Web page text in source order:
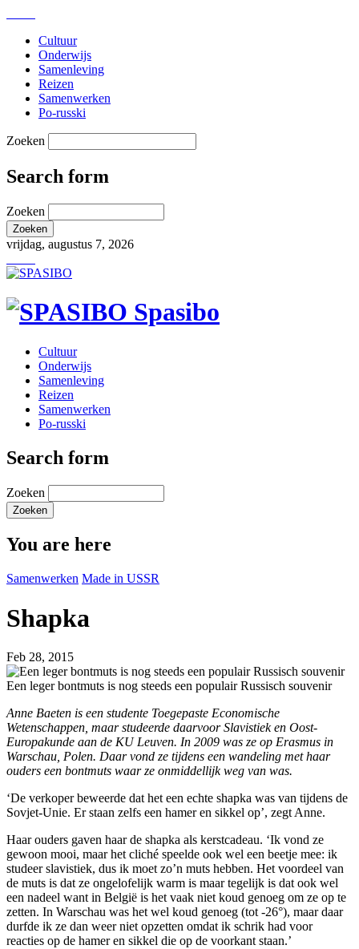
Cultuur
Onderwijs
Samenleving
Reizen
Samenwerken
Po-russki
Zoeken
Search form
Zoeken
vrijdag, augustus 7, 2026
Spasibo
Cultuur
Onderwijs
Samenleving
Reizen
Samenwerken
Po-russki
Search form
Zoeken
You are here
Samenwerken Made in USSR
Shapka
Feb 28, 2015
Een leger bontmuts is nog steeds een populair Russisch souvenir
Anne Baeten is een studente Toegepaste Economische
Wetenschappen, maar studeerde daarvoor Slavistiek en Oost-
Europakunde aan de KU Leuven. In 2009 was ze op Erasmus in
Warschau, Polen. Daar vond ze tijdens een wandeling met haar
ouders een bontmuts waar ze onmiddellijk weg van was.
‘De verkoper beweerde dat het een echte shapka was van tijdens de
Sovjet-Unie. Er staan zelfs een hamer en sikkel op’, zegt Anne.
Haar ouders gaven haar de shapka als kerstcadeau. ‘Ik vond ze
gewoon mooi, maar het cliché speelde ook wel een beetje mee: ik
studeer slavistiek, dus ik moet zo’n muts hebben. Het voordeel van
de muts is dat ze ongelofelijk warm is maar tegelijk is dat ook wel
een nadeel want in België is het vaak niet koud genoeg om ze op te
zetten. In Warschau was het wel koud genoeg (tot -26°), maar daar
durfde ik ze dan weer niet opzetten omdat ik schrik had voor
reacties op de hamer en sikkel die op de voorkant staan.’